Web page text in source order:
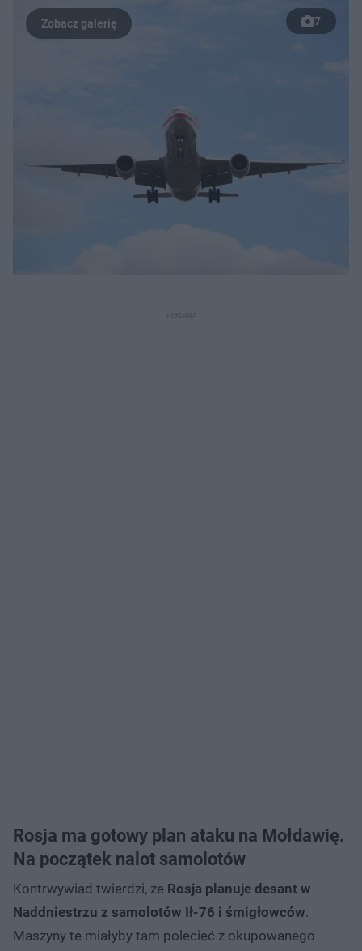
7
Rosja ma gotowy plan ataku na Mołdawię.
Na początek nalot samolotów
Kontrwywiad twierdzi, że Rosja planuje desant w
Naddniestrzu z samolotów Ił-76 i śmigłowców.
Maszyny te miałyby tam polecieć z okupowanego